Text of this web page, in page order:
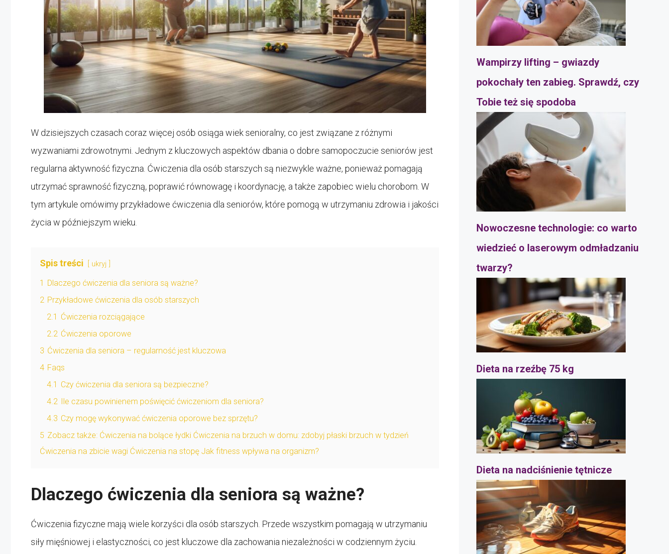
W dzisiejszych czasach coraz więcej osób osiąga wiek senioralny, co jest związane z różnymi
wyzwaniami zdrowotnymi. Jednym z kluczowych aspektów dbania o dobre samopoczucie seniorów jest
regularna aktywność fizyczna. Ćwiczenia dla osób starszych są niezwykle ważne, ponieważ pomagają
utrzymać sprawność fizyczną, poprawić równowagę i koordynację, a także zapobiec wielu chorobom. W
tym artykule omówimy przykładowe ćwiczenia dla seniorów, które pomogą w utrzymaniu zdrowia i jakości
życia w późniejszym wieku.
Spis treści ukryj
1 Dlaczego ćwiczenia dla seniora są ważne?
2 Przykładowe ćwiczenia dla osób starszych
2.1 Ćwiczenia rozciągające
2.2 Ćwiczenia oporowe
3 Ćwiczenia dla seniora – regularność jest kluczowa
4 Faqs
4.1 Czy ćwiczenia dla seniora są bezpieczne?
4.2 Ile czasu powinienem poświęcić ćwiczeniom dla seniora?
4.3 Czy mogę wykonywać ćwiczenia oporowe bez sprzętu?
5 Zobacz także: Ćwiczenia na bolące łydki Ćwiczenia na brzuch w domu: zdobyj płaski brzuch w tydzień
Ćwiczenia na zbicie wagi Ćwiczenia na stopę Jak fitness wpływa na organizm?
Dlaczego ćwiczenia dla seniora są ważne?
Ćwiczenia fizyczne mają wiele korzyści dla osób starszych. Przede wszystkim pomagają w utrzymaniu
siły mięśniowej i elastyczności, co jest kluczowe dla zachowania niezależności w codziennym życiu.
Wampirzy lifting – gwiazdy
pokochały ten zabieg. Sprawdź, czy
Tobie też się spodoba
Nowoczesne technologie: co warto
wiedzieć o laserowym odmładzaniu
twarzy?
Dieta na rzeźbę 75 kg
Dieta na nadciśnienie tętnicze